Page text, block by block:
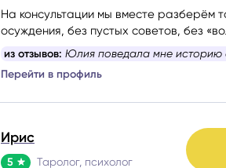
На консультации мы вместе разберём
осуждения, без пустых советов, без
выговориться, услышать себя и
тяжело, тревожно или вы просто
опору и увидеть дорогу вперёд.
к себе.
из отзывов: Юлия поведала мне историю
Перейти в профиль
Ирис
5 Таролог, психолог